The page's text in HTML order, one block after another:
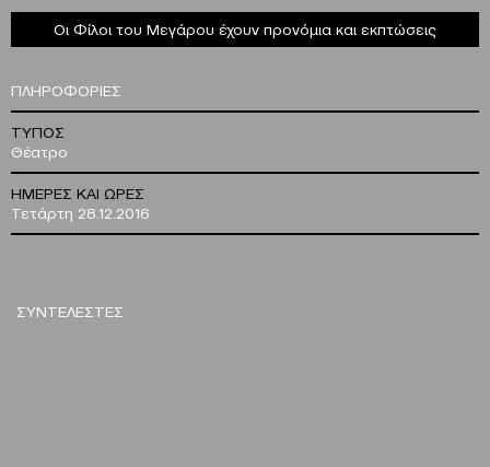
Οι Φίλοι του Μεγάρου έχουν προνόμια και εκπτώσεις
ΠΛΗΡΟΦΟΡΙΕΣ
ΤΥΠΟΣ
Θέατρο
ΗΜΕΡΕΣ ΚΑΙ ΩΡΕΣ
Τετάρτη 28.12.2016
ΣΥΝΤΕΛΕΣΤΕΣ